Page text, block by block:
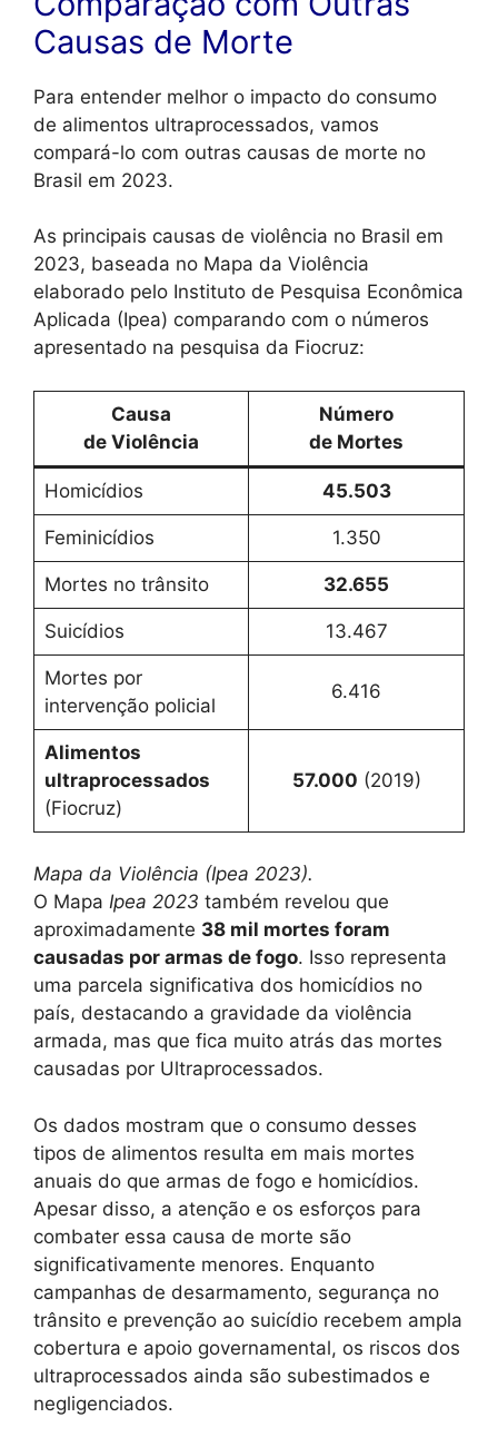
Causas de Morte
Para entender melhor o impacto do consumo
de alimentos ultraprocessados, vamos
compará-lo com outras causas de morte no
Brasil em 2023.
As principais causas de violência no Brasil em
2023, baseada no Mapa da Violência
elaborado pelo Instituto de Pesquisa Econômica
Aplicada (Ipea) comparando com o números
apresentado na pesquisa da Fiocruz:
Causa
de Violência
Número
de Mortes
Homicídios 45.503
Feminicídios 1.350
Mortes no trânsito 32.655
Suicídios 13.467
Mortes por
intervenção policial
6.416
Alimentos
ultraprocessados
(Fiocruz)
57.000 (2019)
Mapa da Violência (Ipea 2023).
O Mapa Ipea 2023 também revelou que
aproximadamente 38 mil mortes foram
causadas por armas de fogo. Isso representa
uma parcela significativa dos homicídios no
país, destacando a gravidade da violência
armada, mas que fica muito atrás das mortes
causadas por Ultraprocessados.
Os dados mostram que o consumo desses
tipos de alimentos resulta em mais mortes
anuais do que armas de fogo e homicídios.
Apesar disso, a atenção e os esforços para
combater essa causa de morte são
significativamente menores. Enquanto
campanhas de desarmamento, segurança no
trânsito e prevenção ao suicídio recebem ampla
cobertura e apoio governamental, os riscos dos
ultraprocessados ainda são subestimados e
negligenciados.